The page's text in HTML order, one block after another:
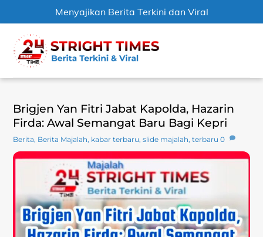
Menyajikan Berita Terkini dan Viral
content
Brigjen Yan Fitri Jabat Kapolda, Hazarin
Firda: Awal Semangat Baru Bagi Kepri
Berita, Berita Majalah, kabar terbaru,slide majalah,terbaru 0